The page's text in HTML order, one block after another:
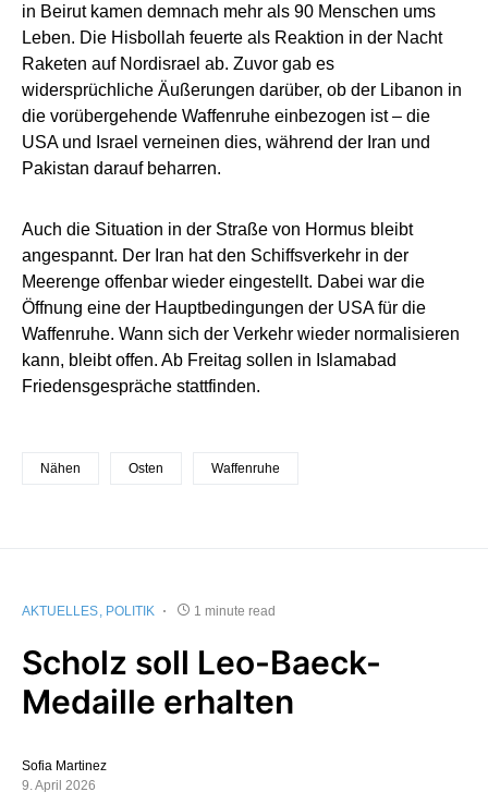
in Beirut kamen demnach mehr als 90 Menschen ums
Leben. Die Hisbollah feuerte als Reaktion in der Nacht
Raketen auf Nordisrael ab. Zuvor gab es
widersprüchliche Äußerungen darüber, ob der Libanon in
die vorübergehende Waffenruhe einbezogen ist – die
USA und Israel verneinen dies, während der Iran und
Pakistan darauf beharren.
Auch die Situation in der Straße von Hormus bleibt
angespannt. Der Iran hat den Schiffsverkehr in der
Meerenge offenbar wieder eingestellt. Dabei war die
Öffnung eine der Hauptbedingungen der USA für die
Waffenruhe. Wann sich der Verkehr wieder normalisieren
kann, bleibt offen. Ab Freitag sollen in Islamabad
Friedensgespräche stattfinden.
Nähen Osten Waffenruhe
AKTUELLES POLITIK 1 minute read
Scholz soll Leo-Baeck-
Medaille erhalten
Sofia Martinez
9. April 2026